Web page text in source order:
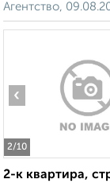
Агентство,
2/10
‹
2-к квартира,